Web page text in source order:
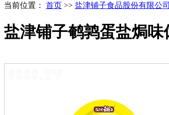
当前位置： 首页 >> 盐津铺子食品股份有限公司
盐津铺子鹌鹑蛋盐焗